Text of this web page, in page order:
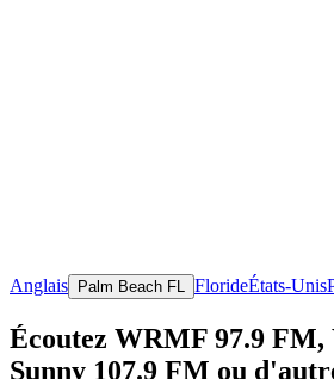
Anglais Palm Beach FL FlorideÉtats-Unis
Écoutez WRMF 97.9
Sunny 107.9 FM ou